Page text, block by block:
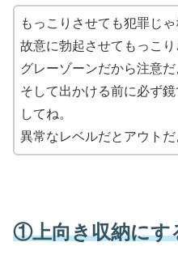
もっこりさせても犯罪じ
故意に勃起させてもっこ
グレーゾーンだから注意だ
そして出かける前に必ず
してね。
異常なレベルだとアウトだ
①上向き収納にす